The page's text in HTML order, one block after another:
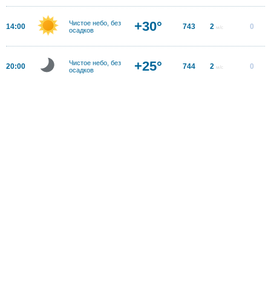
14:00
Чистое небо, без
осадков
+30° 743 2 м/с 0
20:00
Чистое небо, без
осадков
+25° 744 2 м/с 0